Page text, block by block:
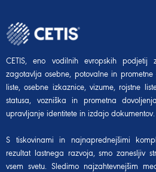
CETIS, eno vodilnih evropskih podjetij
zagotavlja osebne, potovalne in
liste, osebne izkaznice, vizume, rojstne
statusa, vozniška in prometna
upravljanje identitete in izdajo dokumentov.
S tiskovinami in najnaprednejšimi
rezultat lastnega razvoja, smo zanesljiv
vsem svetu. Sledimo najzahtevnejšim